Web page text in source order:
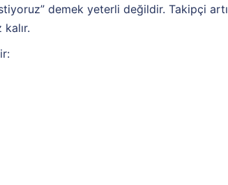
demek yeterli değildir. Takipçi